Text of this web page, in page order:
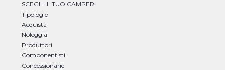
SCEGLI IL TUO CAMPER
Tipologie
Acquista
Noleggia
Produttori
Componentisti
Concessionarie